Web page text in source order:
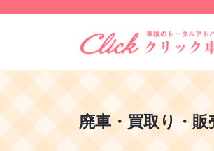
廃車・買取り・